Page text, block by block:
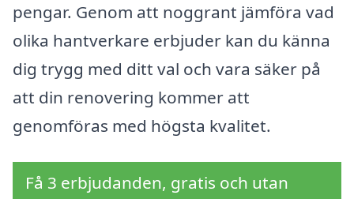
pengar. Genom att noggrant jämföra vad
olika hantverkare erbjuder kan du känna
dig trygg med ditt val och vara säker på
att din renovering kommer att
genomföras med högsta kvalitet.
Få 3 erbjudanden, gratis och utan